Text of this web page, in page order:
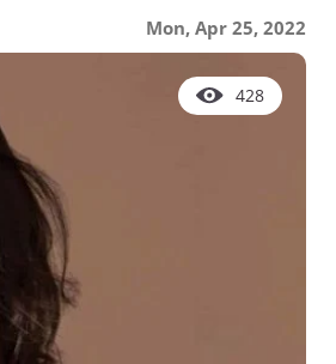
Mon, Apr 25, 2022
428